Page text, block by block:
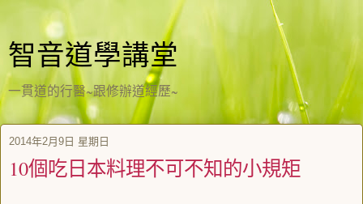
智音道學講堂
一貫道的行醫~跟修辦道經歷~
2014年2月9日 星期日
10個吃日本料理不可不知的小規矩